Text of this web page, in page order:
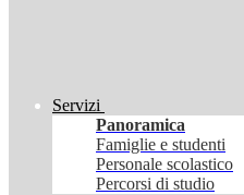
Servizi
Panoramica
Famiglie e studenti
Personale scolastico
Percorsi di studio